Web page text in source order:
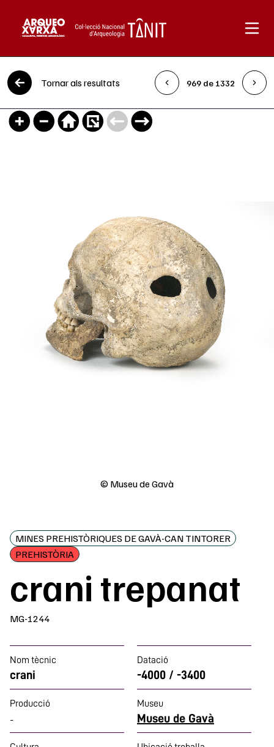
Vés al contingut
Tornar als resultats 969 de 1332
© Museu de Gavà
MINES PREHISTÒRIQUES DE GAVÀ-CAN TINTORER
PREHISTÒRIA
crani trepanat
MG-1244
Nom tècnic
crani
Datació
-4000 / -3400
Producció
-
Museu
Museu de Gavà